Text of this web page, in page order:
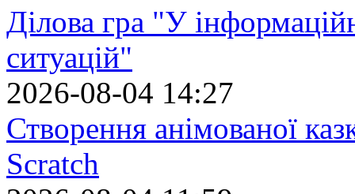
Ділова гра "У
ситуацій"
2026-08-04 14:27
Створення анімованої
Scratch